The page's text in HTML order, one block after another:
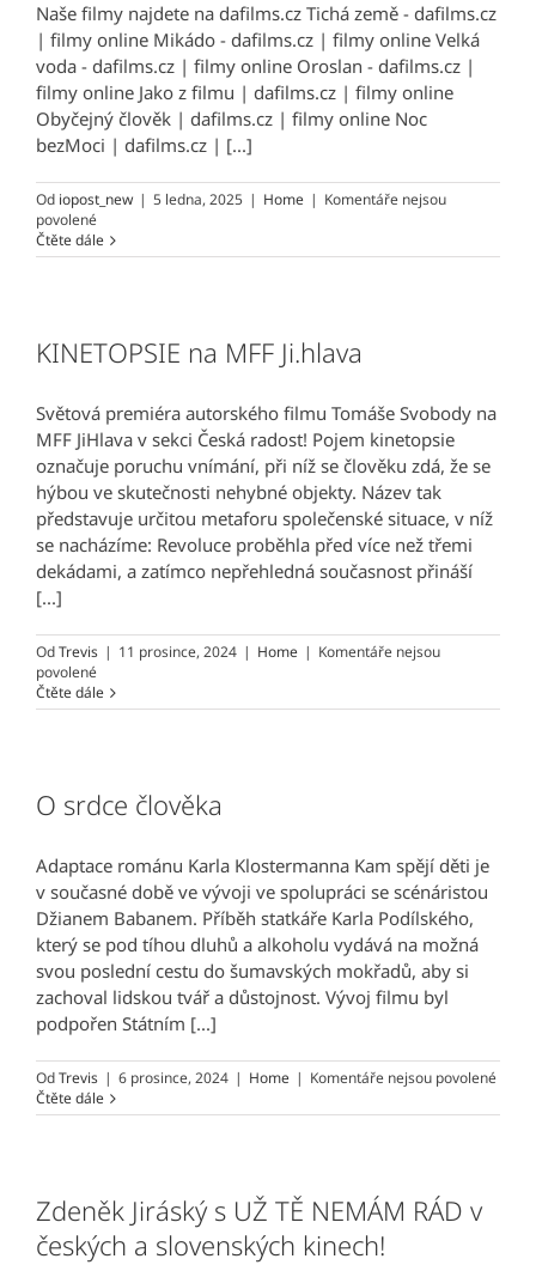
Naše filmy najdete na dafilms.cz Tichá země - dafilms.cz
| filmy online Mikádo - dafilms.cz | filmy online Velká
voda - dafilms.cz | filmy online Oroslan - dafilms.cz |
filmy online Jako z filmu | dafilms.cz | filmy online
Obyčejný člověk | dafilms.cz | filmy online Noc
bezMoci | dafilms.cz | [...]
Od iopost_new | 5 ledna, 2025 | Home | Komentáře nejsou
povolenéu
textu
s
Čtěte dále
KINETOPSIE na MFF Ji.hlava
Světová premiéra autorského filmu Tomáše Svobody na
MFF JiHlava v sekci Česká radost! Pojem kinetopsie
označuje poruchu vnímání, při níž se člověku zdá, že se
hýbou ve skutečnosti nehybné objekty. Název tak
představuje určitou metaforu společenské situace, v níž
se nacházíme: Revoluce proběhla před více než třemi
dekádami, a zatímco nepřehledná současnost přináší
[...]
OdTrevis | 11 prosince, 2024 | Home | Komentáře nejsou
povolenéu
textu
s
MFF
Ji.hlava
Čtěte dále
O srdce člověka
Adaptace románu Karla Klostermanna Kam spějí děti je
v současné době ve vývoji ve spolupráci se scénáristou
Džianem Babanem. Příběh statkáře Karla Podílského,
který se pod tíhou dluhů a alkoholu vydává na možná
svou poslední cestu do šumavských mokřadů, aby si
zachoval lidskou tvář a důstojnost. Vývoj filmu byl
podpořen Státním [...]
OdTrevis | 6 prosince, 2024 | Home | Komentáře nejsou povolenéu
s
Čtěte dále
Zdeněk Jiráský s UŽ TĚ NEMÁM RÁD v
českých a slovenských kinech!